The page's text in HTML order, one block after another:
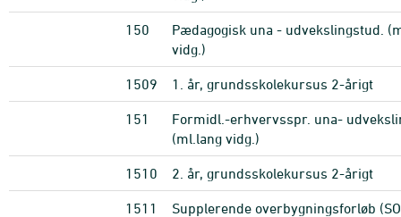
150
Pædagogisk una - udvekslingstud.
vidg.)
1509 1. år, grundsskolekursus 2-årigt
151
Formidl.-erhvervsspr. una-
(ml.lang vidg.)
1510 2. år, grundsskolekursus 2-årigt
1511 Supplerende overbygningsforløb